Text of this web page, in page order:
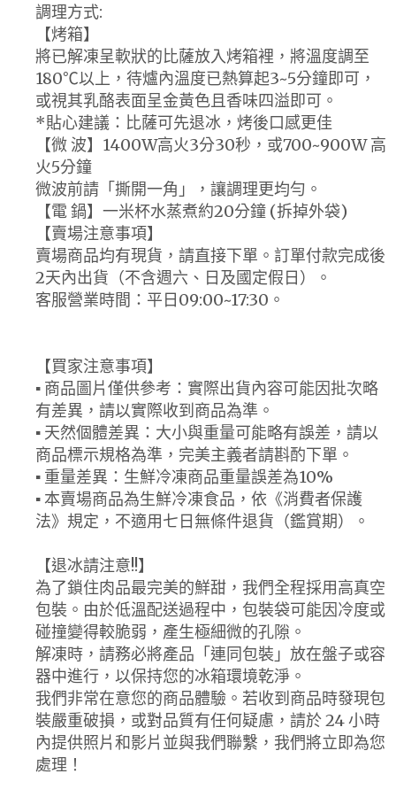
調理方式:
【烤箱】
將已解凍呈軟狀的比薩放入烤箱裡，將溫度調至
180℃以上，待爐內溫度已熱算起3~5分鐘即可，
或視其乳酪表面呈金黃色且香味四溢即可。
*貼心建議：比薩可先退冰，烤後口感更佳
【微 波】1400W高火3分30秒，或700~900W 高
火5分鐘
微波前請「撕開一角」，讓調理更均勻。
【電 鍋】一米杯水蒸煮約20分鐘 (拆掉外袋)
【賣場注意事項】
賣場商品均有現貨，請直接下單。訂單付款完成後
2天內出貨（不含週六、日及國定假日）。
客服營業時間：平日09:00~17:30。
【買家注意事項】
▪ 商品圖片僅供參考：實際出貨內容可能因批次略
有差異，請以實際收到商品為準。
▪ 天然個體差異：大小與重量可能略有誤差，請以
商品標示規格為準，完美主義者請斟酌下單。
▪ 重量差異：生鮮冷凍商品重量誤差為10%
▪ 本賣場商品為生鮮冷凍食品，依《消費者保護
法》規定，不適用七日無條件退貨（鑑賞期）。
【退冰請注意!!】
為了鎖住肉品最完美的鮮甜，我們全程採用高真空
包裝。由於低溫配送過程中，包裝袋可能因冷度或
碰撞變得較脆弱，產生極細微的孔隙。
解凍時，請務必將產品「連同包裝」放在盤子或容
器中進行，以保持您的冰箱環境乾淨。
我們非常在意您的商品體驗。若收到商品時發現包
裝嚴重破損，或對品質有任何疑慮，請於 24 小時
內提供照片和影片並與我們聯繫，我們將立即為您
處理！